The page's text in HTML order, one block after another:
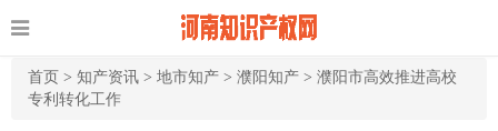
首页 > 知产资讯 > 地市知产 > 濮阳知产 > 濮阳市高效推进高校
专利转化工作